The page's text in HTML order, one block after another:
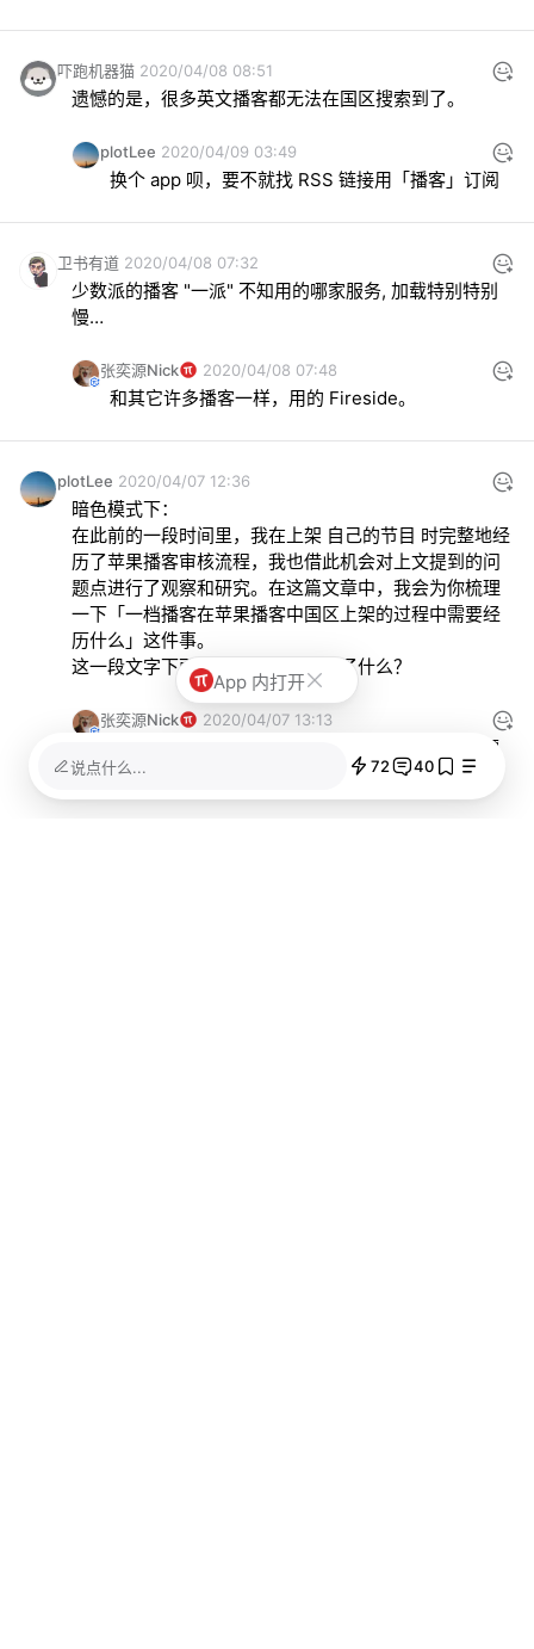
吓跑机器猫 2020/04/08 08:51
遗憾的是，很多英文播客都无法在国区搜索到了。
plotLee 2020/04/09 03:49
换个 app 呗，要不就找 RSS 链接用「播客」订阅
卫书有道 2020/04/08 07:32
少数派的播客 "一派" 不知用的哪家服务, 加载特别特别
慢…
张奕源Nick 2020/04/08 07:48
和其它许多播客一样，用的 Fireside。
plotLee 2020/04/07 12:36
暗色模式下：
在此前的一段时间里，我在上架 自己的节目 时完整地经
历了苹果播客审核流程，我也借此机会对上文提到的问
题点进行了观察和研究。在这篇文章中，我会为你梳理
一下「一档播客在苹果播客中国区上架的过程中需要经
历什么」这件事。
这一段文字下面的那段在排版上做了什么？
张奕源Nick 2020/04/07 13:13
噗。一段 block，顏色是固定的，在黑色背景下顯
得有點奇怪。
说点什么... 72 40
App 内打开